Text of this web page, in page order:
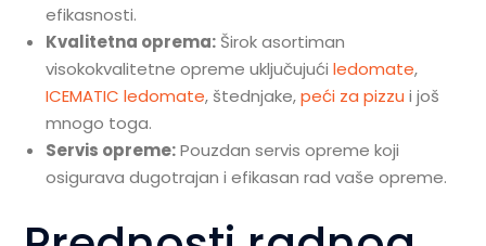
efikasnosti.
Kvalitetna oprema: Širok asortiman
visokokvalitetne opreme uključujućiledomate,
ICEMATIC ledomate, štednjake,peći za pizzu i još
mnogo toga.
Servis opreme:Pouzdan servis opreme koji
osigurava dugotrajan i efikasan rad vaše opreme.